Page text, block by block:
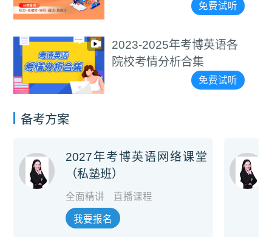
免费试听
通用考博4000+词汇朗读
视频教程
免费试听
备考方案
2027年考博英语网络课堂
（私塾班）
全面精讲 直播课程
我要报名